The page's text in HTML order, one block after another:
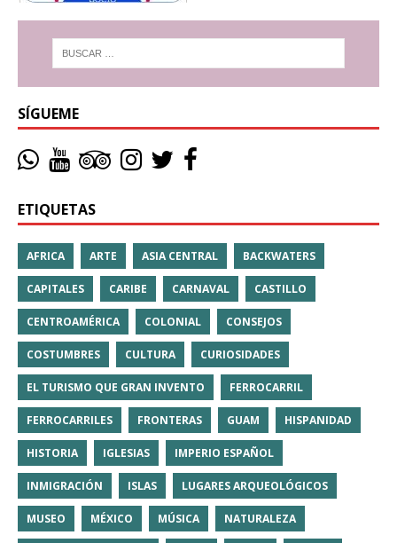
SÍGUEME
ETIQUETAS
AFRICA ARTE ASIA CENTRAL BACKWATERS
CAPITALES CARIBE CARNAVAL CASTILLO
CENTROAMÉRICA COLONIAL CONSEJOS
COSTUMBRES CULTURA CURIOSIDADES
EL TURISMO QUE GRAN INVENTO FERROCARRIL
FERROCARRILES FRONTERAS GUAM HISPANIDAD
HISTORIA IGLESIAS IMPERIO ESPAÑOL
INMIGRACIÓN ISLAS LUGARES ARQUEOLÓGICOS
MUSEO MÉXICO MÚSICA NATURALEZA